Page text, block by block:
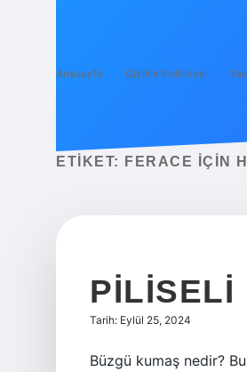
Anasayfa Gizlilik Politikası
ETIKET: FERACE IÇIN
PILISELI
Tarih: Eylül 25, 2024
Büzgü kumaş nedir?